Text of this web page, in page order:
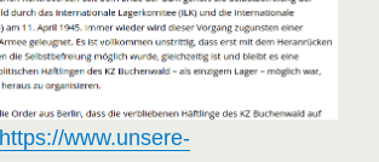
https://www.unsere-